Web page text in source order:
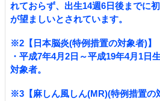
れておらず、出生14週6日後までに
が望ましいとされています。
※2【日本脳炎(特例措置の対象者)】
・平成7年4月2日～平成19年4月1日
対象者。
※3【麻しん風しん(MR)(特例措置の